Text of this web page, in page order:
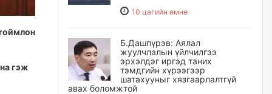
гэж
10 цагийн өмнө
Б.Дашпүрэв: Аялал
жуулчлалын үйлчилгээ
эрхэлдэг иргэд таних
тэмдгийн хүрээгээр
шатахууныг хязгаарлалтгүй
авах боломжтой